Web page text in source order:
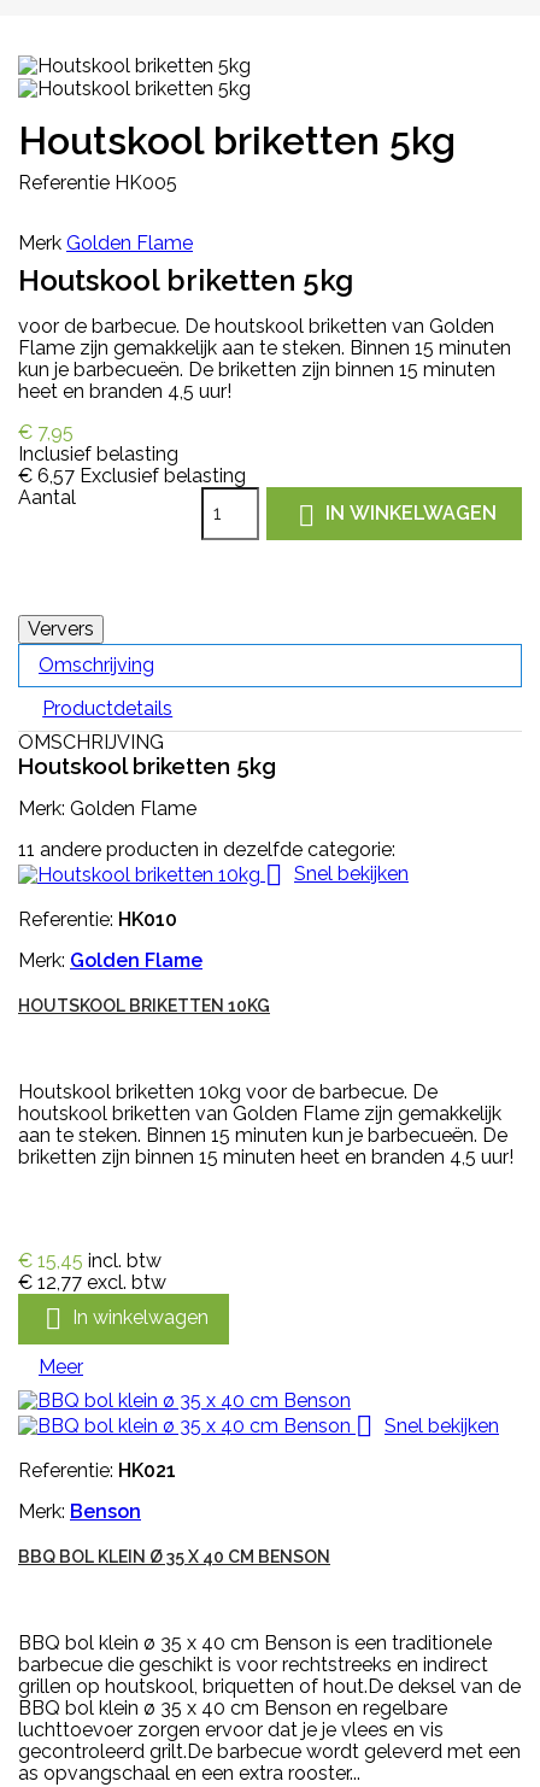
Houtskool briketten 5kg
Referentie HK005
Merk Golden Flame
Houtskool briketten 5kg
voor de barbecue. De houtskool briketten van Golden
Flame zijn gemakkelijk aan te steken. Binnen 15 minuten
kun je barbecueën. De briketten zijn binnen 15 minuten
heet en branden 4,5 uur!
€ 7,95
Inclusief belasting
€ 6,57 Exclusief belasting
Aantal
 IN WINKELWAGEN
Omschrijving
Productdetails
OMSCHRIJVING
Houtskool briketten 5kg
Merk: Golden Flame
11 andere producten in dezelfde categorie:
 Snel bekijken
Referentie: HK010
Merk: Golden Flame
HOUTSKOOL BRIKETTEN 10KG
Houtskool briketten 10kg voor de barbecue. De
houtskool briketten van Golden Flame zijn gemakkelijk
aan te steken. Binnen 15 minuten kun je barbecueën. De
briketten zijn binnen 15 minuten heet en branden 4,5 uur!
€ 15,45 incl. btw
€ 12,77 excl. btw
 In winkelwagen
Meer

Snel bekijken
Referentie: HK021
Merk: Benson
BBQ BOL KLEIN Ø 35 X 40 CM BENSON
BBQ bol klein ø 35 x 40 cm Benson is een traditionele
barbecue die geschikt is voor rechtstreeks en indirect
grillen op houtskool, briquetten of hout.De deksel van de
BBQ bol klein ø 35 x 40 cm Benson en regelbare
luchttoevoer zorgen ervoor dat je je vlees en vis
gecontroleerd grilt.De barbecue wordt geleverd met een
as opvangschaal en een extra rooster...